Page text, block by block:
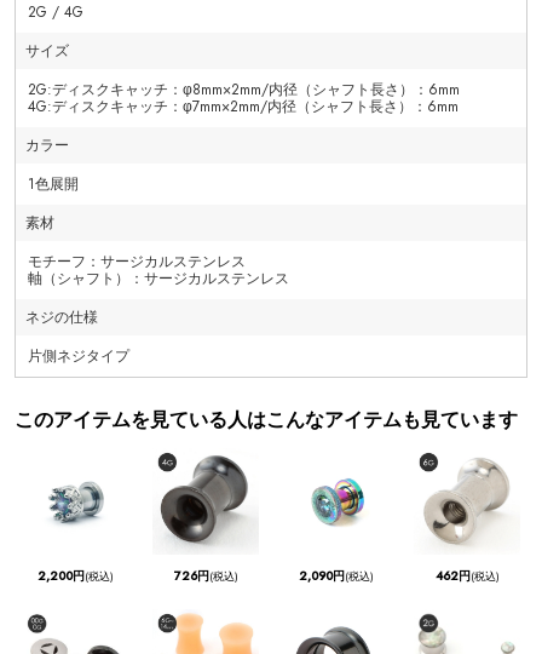
2G / 4G
サイズ
2G:ディスクキャッチ：φ8mm×2mm/内径（シャフト長さ）：6mm
4G:ディスクキャッチ：φ7mm×2mm/内径（シャフト長さ）：6mm
カラー
1色展開
素材
モチーフ：サージカルステンレス
軸（シャフト）：サージカルステンレス
ネジの仕様
片側ネジタイプ
このアイテムを見ている人はこんなアイテムも見ています
2,200円(税込) 726円(税込) 2,090円(税込) 462円(税込)